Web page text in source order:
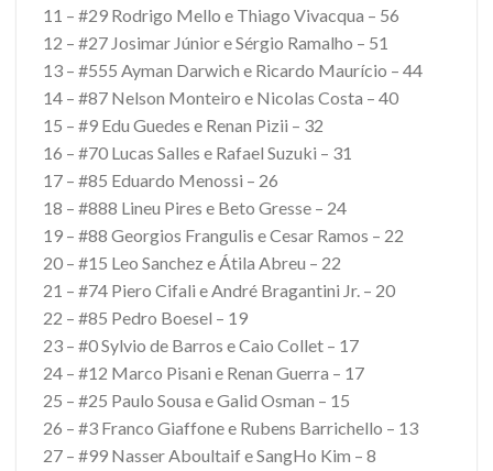
11 – #29 Rodrigo Mello e Thiago Vivacqua – 56
12 – #27 Josimar Júnior e Sérgio Ramalho – 51
13 – #555 Ayman Darwich e Ricardo Maurício – 44
14 – #87 Nelson Monteiro e Nicolas Costa – 40
15 – #9 Edu Guedes e Renan Pizii – 32
16 – #70 Lucas Salles e Rafael Suzuki – 31
17 – #85 Eduardo Menossi – 26
18 – #888 Lineu Pires e Beto Gresse – 24
19 – #88 Georgios Frangulis e Cesar Ramos – 22
20 – #15 Leo Sanchez e Átila Abreu – 22
21 – #74 Piero Cifali e André Bragantini Jr. – 20
22 – #85 Pedro Boesel – 19
23 – #0 Sylvio de Barros e Caio Collet – 17
24 – #12 Marco Pisani e Renan Guerra – 17
25 – #25 Paulo Sousa e Galid Osman – 15
26 – #3 Franco Giaffone e Rubens Barrichello – 13
27 – #99 Nasser Aboultaif e SangHo Kim – 8